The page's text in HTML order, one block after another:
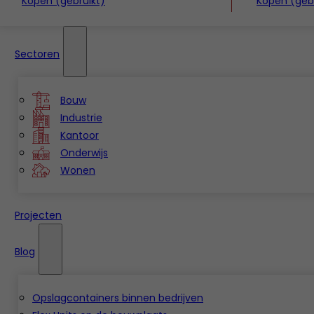
Sectoren
Bouw
Industrie
Kantoor
Onderwijs
Wonen
Projecten
Blog
Opslagcontainers binnen bedrijven